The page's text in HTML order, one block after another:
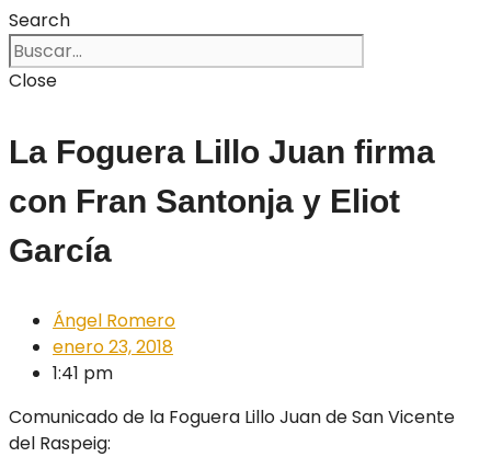
Search
Close
La Foguera Lillo Juan firma
con Fran Santonja y Eliot
García
Ángel Romero
enero 23, 2018
1:41 pm
Comunicado de la Foguera Lillo Juan de San Vicente
del Raspeig: